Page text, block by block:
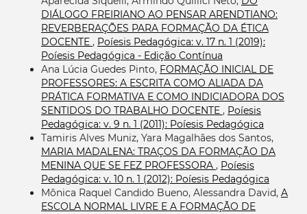
DIÁLOGO FREIRIANO AO PENSAR ARENDTIANO:
REVERBERAÇÕES PARA FORMAÇÃO DA ÉTICA
DOCENTE , Poíesis Pedagógica: v. 17 n. 1 (2019):
Poíesis Pedagógica - Edição Contínua
Ana Lúcia Guedes Pinto, FORMAÇÃO INICIAL DE
PROFESSORES: A ESCRITA COMO ALIADA DA
PRÁTICA FORMATIVA E COMO INDICIADORA DOS
SENTIDOS DO TRABALHO DOCENTE , Poíesis
Pedagógica: v. 9 n. 1 (2011): Poíesis Pedagógica
Tamiris Alves Muniz, Yara Magalhães dos Santos,
MARIA MADALENA: TRAÇOS DA FORMAÇÃO DA
MENINA QUE SE FEZ PROFESSORA , Poíesis
Pedagógica: v. 10 n. 1 (2012): Poíesis Pedagógica
Mônica Raquel Candido Bueno, Alessandra David, A
ESCOLA NORMAL LIVRE E A FORMAÇÃO DE